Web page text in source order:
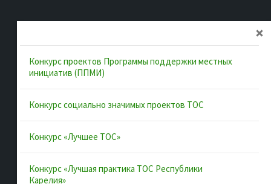
Об ассоциации
Документы
Муниципальные образования
Конкурсы и лучшие практики
Контакты
Полезные ссылки
Конкурс проектов Программы поддержки местных
инициатив (ППМИ)
Конкурс социально значимых проектов ТОС
Конкурс «Лучшее ТОС»
Конкурс «Лучшая практика ТОС Республики
Карелия»